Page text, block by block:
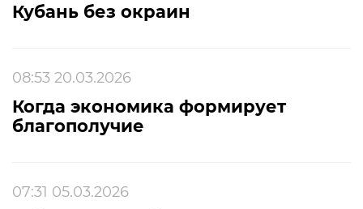
Кубань без окраин
08:53 20.03.2026
Когда экономика формирует
благополучие
07:31 05.03.2026